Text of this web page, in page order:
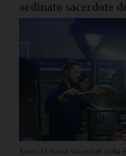
ordinato sacerdote
di San Carlo sabato
Sono 3 i nuovi sacerdoti della